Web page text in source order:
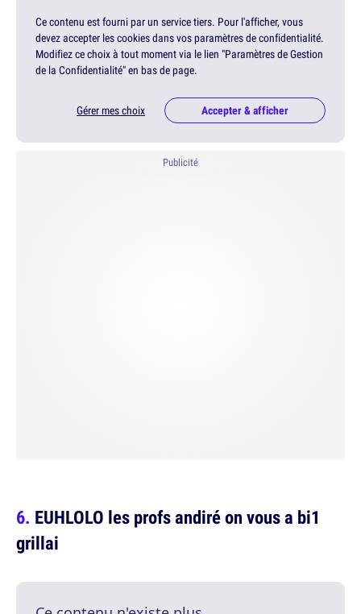
Ce contenu est fourni par un service tiers. Pour l'afficher, vous
devez accepter les cookies dans vos paramètres de confidentialité.
Modifiez ce choix à tout moment via le lien "Paramètres de Gestion
de la Confidentialité" en bas de page.
Gérer mes choix Accepter & afficher
Publicité
EUHLOLO les profs andiré on vous a bi1
grillai